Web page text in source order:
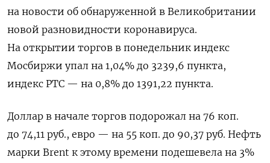
на новости об обнаруженной в Великобритании
новой разновидности коронавируса.
На открытии торгов в понедельник индекс
Мосбиржи упал на 1,04% до 3239,6 пункта,
индекс РТС — на 0,8% до 1391,22 пункта.
Доллар в начале торгов подорожал на 76 коп.
до 74,11 руб., евро — на 55 коп. до 90,37 руб. Нефть
марки Brent к этому времени подешевела на 3%